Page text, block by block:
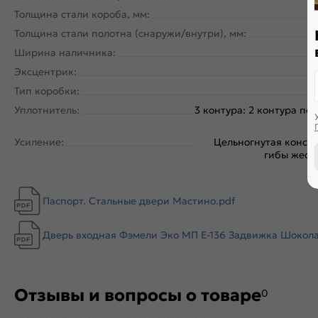
Толщина стали короба, мм:
Толщина стали полотна (снаружи/внутри), мм:
Ширина наличника:
Эксцентрик:
Тип коробки:
Уплотнитель:
3 контура: 2 контура
Усиление:
Цельногнутая
гибы
Паспорт. Стальные двери Мастино.pdf
Дверь входная Фэмели Эко МП E-136 Задвижка
Отзывы и вопросы о товаре0